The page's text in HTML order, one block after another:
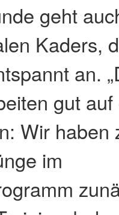
geht
Kaders,
an.
gut
Wir haben
im